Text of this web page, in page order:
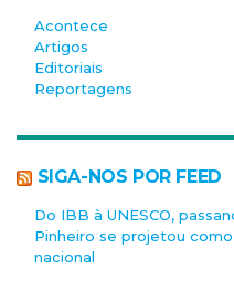
Acontece
Artigos
Editoriais
Reportagens
SIGA-NOS POR FEED
Do IBB à UNESCO,
Pinheiro se projetou
nacional